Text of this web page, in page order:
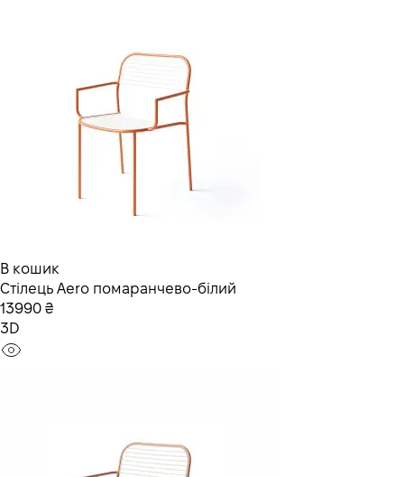
В кошик
Стілець Aero помаранчево-білий
13990 ₴
3D